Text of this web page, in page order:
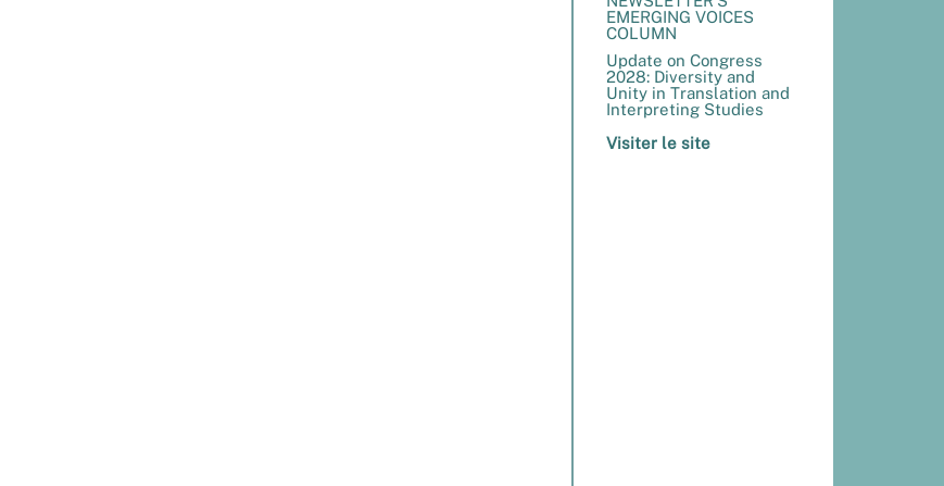
EMERGING VOICES
COLUMN
Update on Congress
2028: Diversity and
Unity in Translation and
Interpreting Studies
Visiter le site